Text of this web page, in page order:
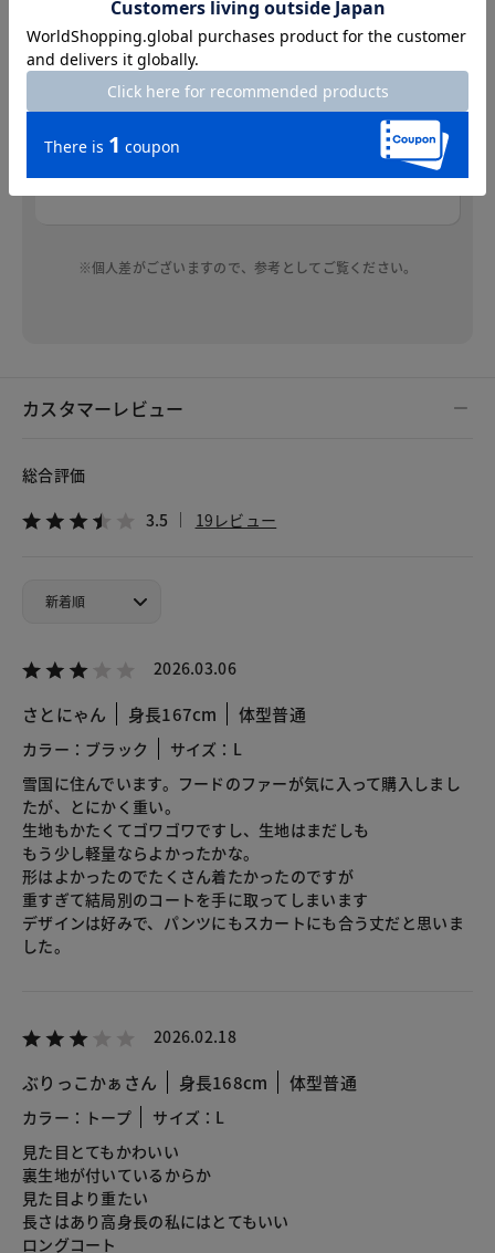
のできれい系のコーディネートにももってこいで
す。ファーは取り外しもできるのでインナーによ
って変えるのも楽しいです。ボタンもファスナー
もあるのでしっかり風を防いでくれるし、裏地は
あったか素材なので真冬のお出かけも怖くありま
せん。身幅はかなりゆったりなのでたくさん着込
んでも大丈夫です。
※個人差がございますので、参考としてご覧ください。
カスタマーレビュー
総合評価
3.5 19レビュー
2026.03.06
さとにゃん 身長167cm 体型普通
カラー：ブラック
サイズ：L
雪国に住んでいます。フードのファーが気に入って購入しまし
たが、とにかく重い。
生地もかたくてゴワゴワですし、生地はまだしも
もう少し軽量ならよかったかな。
形はよかったのでたくさん着たかったのですが
重すぎて結局別のコートを手に取ってしまいます
デザインは好みで、パンツにもスカートにも合う丈だと思いま
した。
2026.02.18
ぶりっこかぁさん 身長168cm 体型普通
カラー：トープ
サイズ：L
見た目とてもかわいい
裏生地が付いているからか
見た目より重たい
長さはあり高身長の私にはとてもいい
ロングコート